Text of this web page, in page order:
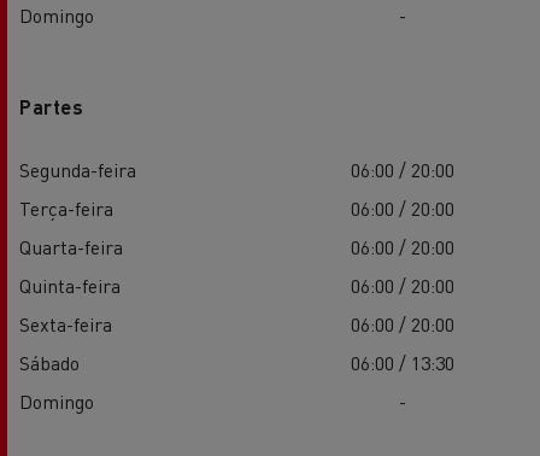
Domingo
-
Partes
Segunda-feira
06:00 / 20:00
Terça-feira
06:00 / 20:00
Quarta-feira
06:00 / 20:00
Quinta-feira
06:00 / 20:00
Sexta-feira
06:00 / 20:00
Sábado
06:00 / 13:30
Domingo
-